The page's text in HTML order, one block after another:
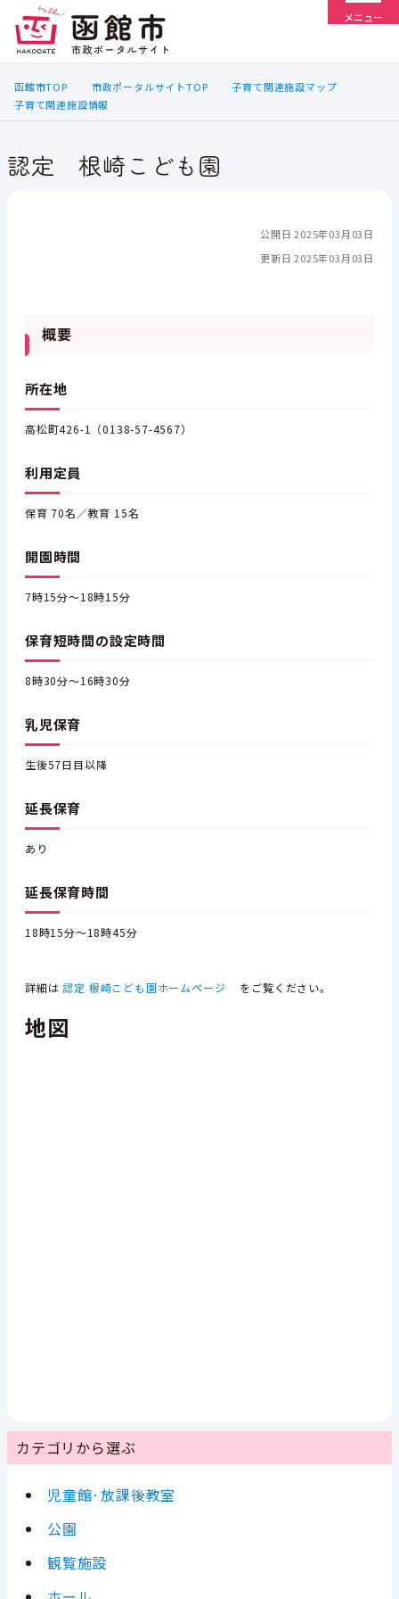
メニュー
函館市TOP 市政ポータルサイトTOP
子育て関連施設マップ
子育て関連施設情報
認定 根崎こども園
公開日 2025年03月03日
更新日 2025年03月03日
概要
所在地
高松町426-1（0138-57-4567）
利用定員
保育 70名／教育 15名
開園時間
7時15分～18時15分
保育短時間の設定時間
8時30分～16時30分
乳児保育
生後57日目以降
延長保育
あり
延長保育時間
18時15分～18時45分
詳細は 認定 根崎こども園ホームページ をご覧ください。
地図
カテゴリから選ぶ
児童館·放課後教室
公園
観覧施設